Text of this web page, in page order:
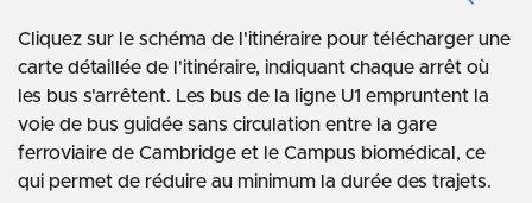
Cliquez sur le schéma de l'itinéraire pour télécharger une
carte détaillée de l'itinéraire, indiquant chaque arrêt où
les bus s'arrêtent. Les bus de la ligne U1 empruntent la
voie de bus guidée sans circulation entre la gare
ferroviaire de Cambridge et le Campus biomédical, ce
qui permet de réduire au minimum la durée des trajets.